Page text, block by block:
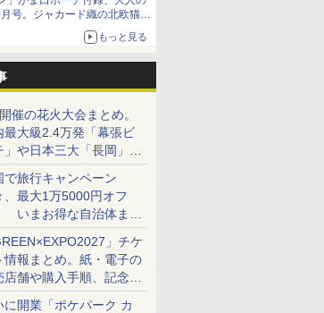
号。ジャカード織の北欧猫デ
もっと見る
催の花火大会まとめ。
最大級2.4万発「幕張ビ
」や日本三大「長岡」な
型イベント目白押し！
で旅行キャンペーン
、最大1万5000円オフ
いまお得な自治体まと
」チケ
情報まとめ。紙・電子の
店舗や購入手順、記念チ
トも解説
に開業「ポケパーク カ